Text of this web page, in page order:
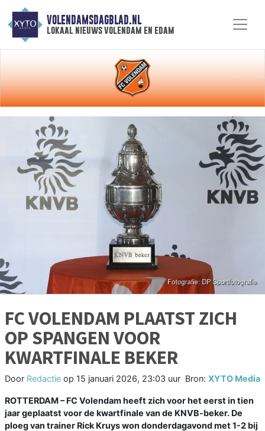
VOLENDAMSDAGBLAD.NL
lokaal nieuws volendam en edam
FC VOLENDAM PLAATST ZICH
OP SPANGEN VOOR
KWARTFINALE BEKER
Door Redactie op 15 januari 2026, 23:03 uur Bron: XYTO Media
ROTTERDAM – FC Volendam heeft zich voor het eerst in tien
jaar geplaatst voor de kwartfinale van de KNVB-beker. De
ploeg van trainer Rick Kruys won donderdagavond met 1-2 bij